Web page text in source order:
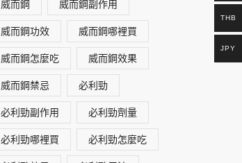
威而鋼 威而鋼副作用
威而鋼功效 威而鋼哪裡買
威而鋼怎麼吃 威而鋼效果
威而鋼禁忌 必利勁
必利勁副作用 必利勁劑量
必利勁哪裡買 必利勁怎麼吃
THB
JPY